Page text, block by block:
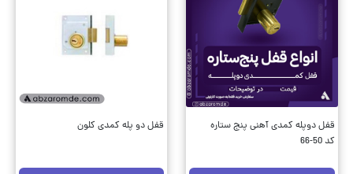
قفل دوپله کمدی آهنی پنج ستاره
کد 50-66
قفل دو پله کمدی کلون